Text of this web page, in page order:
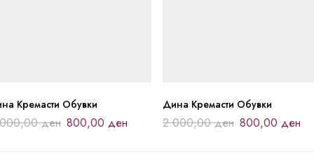
Кремасти Обувки
ден 800,00 ден
Дина Кремасти Обувки
2.000,00ден 800,00 ден